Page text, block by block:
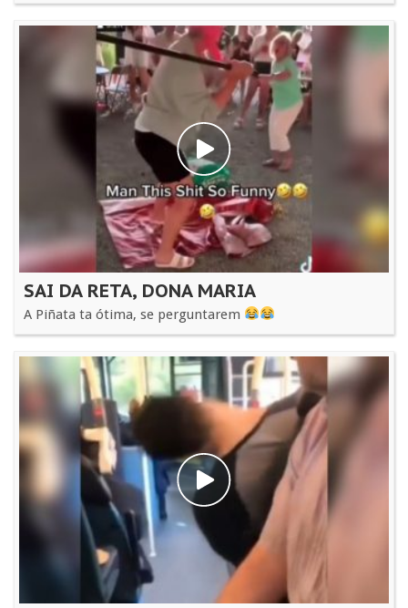
SAI DA RETA, DONA MARIA
A Piñata ta ótima, se perguntarem